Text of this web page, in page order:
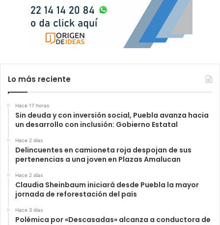
Lo más reciente
Hace 17 horas
Sin deuda y con inversión social, Puebla avanza hacia
un desarrollo con inclusión: Gobierno Estatal
Hace 2 días
Delincuentes en camioneta roja despojan de sus
pertenencias a una joven en Plazas Amalucan
Hace 2 días
Claudia Sheinbaum iniciará desde Puebla la mayor
jornada de reforestación del país
Hace 3 días
Polémica por «Descasadas» alcanza a conductora de